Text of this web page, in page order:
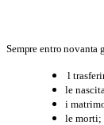
Sempre entro novanta
l
le
i
le morti;